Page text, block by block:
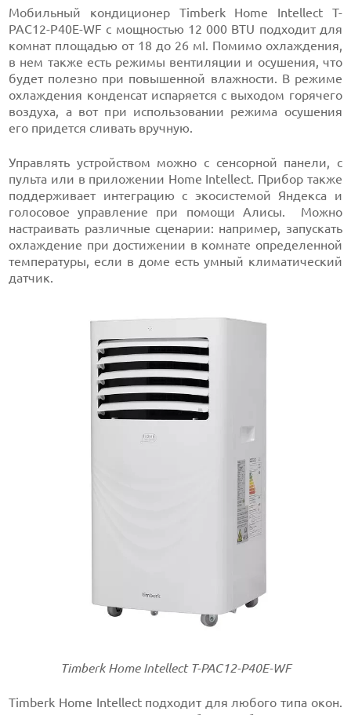
Мобильный кондиционер Timberk Home Intellect T-
PAC12-P40E-WF с мощностью 12 000 BTU подходит для
комнат площадью от 18 до 26 мІ. Помимо охлаждения,
в нем также есть режимы вентиляции и осушения, что
будет полезно при повышенной влажности. В режиме
охлаждения конденсат испаряется с выходом горячего
воздуха, а вот при использовании режима осушения
его придется сливать вручную.
Управлять устройством можно с сенсорной панели, с
пульта или в приложении Home Intellect. Прибор также
поддерживает интеграцию с экосистемой Яндекса и
голосовое управление при помощи Алисы. Можно
настраивать различные сценарии: например, запускать
охлаждение при достижении в комнате определенной
температуры, если в доме есть умный климатический
датчик.
Timberk Home Intellect T-PAC12-P40E-WF
Timberk Home Intellect подходит для любого типа окон.